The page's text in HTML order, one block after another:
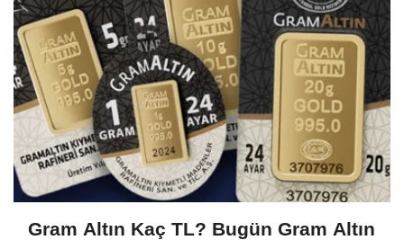
Gram Altın Kaç TL? Bugün Gram Altın